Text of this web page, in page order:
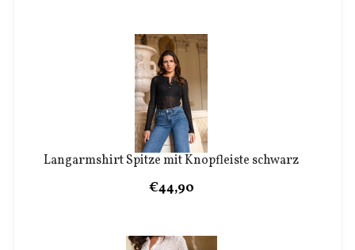
Langarmshirt Spitze mit Knopfleiste schwarz
€44,90